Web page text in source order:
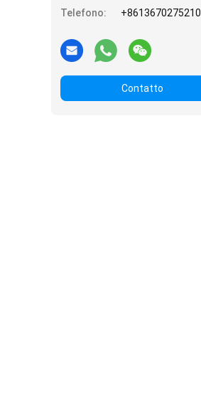
Telefono:
+8613670275210
Contatto